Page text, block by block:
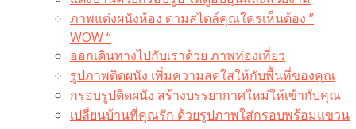
ภาพแต่งผนังห้อง ตามสไตล์คุณใครเห็นต้อง ”
WOW “
ออกเดินทางไปกับเราด้วย ภาพท่องเที่ยว
รูปภาพติดผนัง เพิ่มความสดใสให้กับพื้นที่ของคุณ
กรอบรูปติดผนัง สร้างบรรยากาศใหม่ให้เข้ากับคุณ
เปลี่ยนบ้านที่คุณรัก ด้วยรูปภาพใส่กรอบพร้อมแขวน​